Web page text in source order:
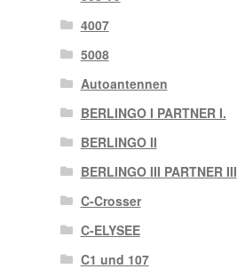
4007
5008
Autoantennen
BERLINGO I PARTNER I.
BERLINGO II
BERLINGO III PARTNER III
C-Crosser
C-ELYSEE
C1 und 107